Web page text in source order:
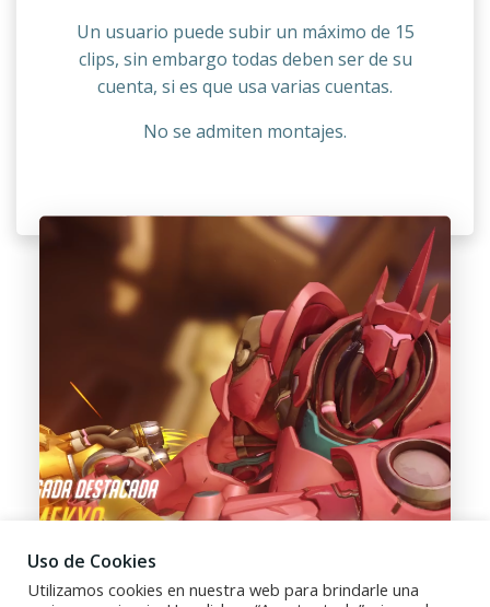
Un usuario puede subir un máximo de 15
clips, sin embargo todas deben ser de su
cuenta, si es que usa varias cuentas.
No se admiten montajes.
Uso de Cookies
Utilizamos cookies en nuestra web para brindarle una